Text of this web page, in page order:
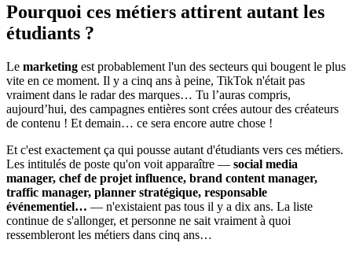
Pourquoi ces métiers attirent autant les
étudiants ?
Le marketing est probablement l'un des secteurs qui bougent le plus
vite en ce moment. Il y a cinq ans à peine, TikTok n'était pas
vraiment dans le radar des marques… Tu l’auras compris,
aujourd’hui, des campagnes entières sont crées autour des créateurs
de contenu ! Et demain… ce sera encore autre chose !
Et c'est exactement ça qui pousse autant d'étudiants vers ces métiers.
Les intitulés de poste qu'on voit apparaître — social media
manager, chef de projet influence, brand content manager,
traffic manager, planner stratégique, responsable
événementiel… — n'existaient pas tous il y a dix ans. La liste
continue de s'allonger, et personne ne sait vraiment à quoi
ressembleront les métiers dans cinq ans…